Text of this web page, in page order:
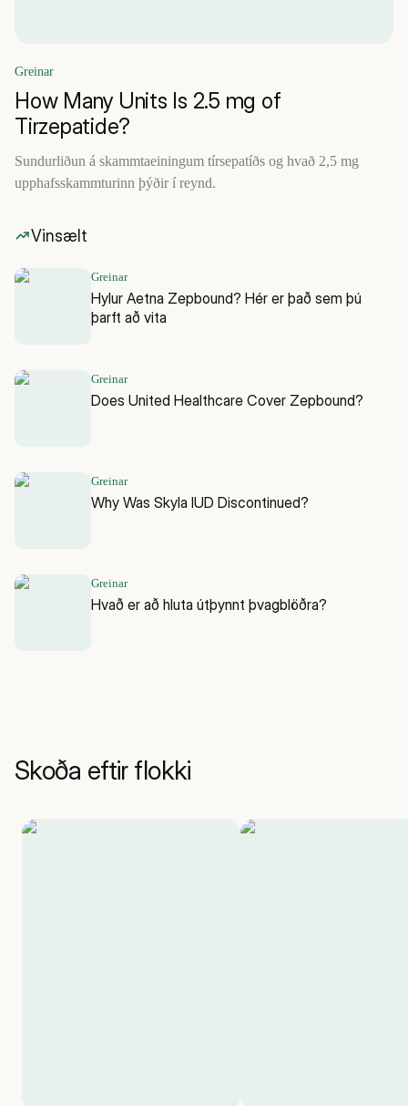
Greinar
How Many Units Is 2.5 mg of
Tirzepatide?
Sundurliðun á skammtaeiningum tírsepatíðs og hvað 2,5 mg
upphafsskammturinn þýðir í reynd.
Vinsælt
Greinar
Hylur Aetna Zepbound? Hér er það sem þú
þarft að vita
Greinar
Does United Healthcare Cover Zepbound?
Greinar
Why Was Skyla IUD Discontinued?
Greinar
Hvað er að hluta útþynnt þvagblöðra?
Skoða eftir flokki